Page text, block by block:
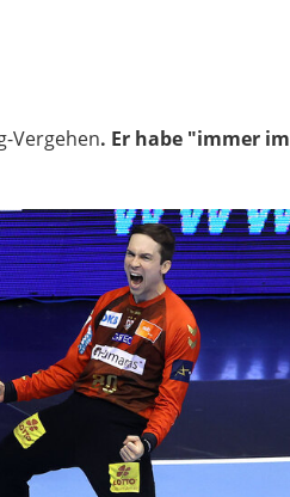
Vergehen. Er habe "immer im